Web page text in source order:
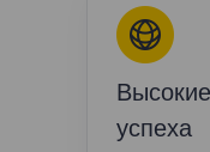
успеха